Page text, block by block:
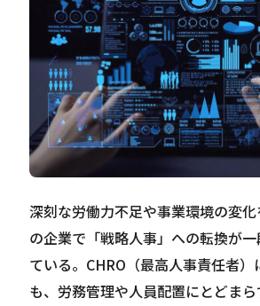
Careers
News
EN
JP
サイト内検索
Contact
深刻な労働力不足や事業環境の変化
の企業で「戦略人事」への転換が
ている。CHRO（最高人事責任者
も、労務管理や人員配置にとどま